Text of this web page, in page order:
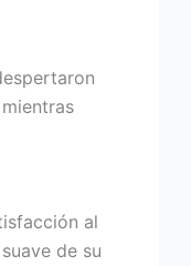
al
de su